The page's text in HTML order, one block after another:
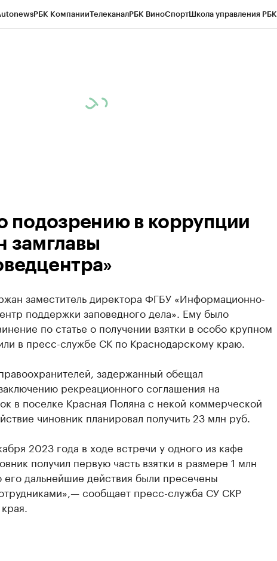
РБК КомпанииТелеканалРБК ВиноСпортШкола управления РБК
подозрению в коррупции
замглавы
заместитель директора ФГБУ «Информационно-
поддержки заповедного дела». Ему было
по статье о получении взятки в особо крупном
в пресс-службе СК по Краснодарскому краю.
задержанный обещал
рекреационного соглашения на
в поселке Красная Поляна с некой коммерческой
чиновник планировал получить 23 млн руб.
2023 года в ходе встречи у одного из кафе
получил первую часть взятки в размере 1 млн
его дальнейшие действия были пресечены
сообщает пресс-служба СУ СКР